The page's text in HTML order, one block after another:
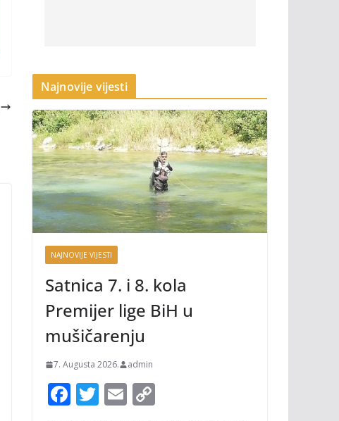
Najnovije vijesti
NAJNOVIJE VIJESTI
Satnica 7. i 8. kola
Premijer lige BiH u
mušičarenju
7. Augusta 2026. admin
F T E